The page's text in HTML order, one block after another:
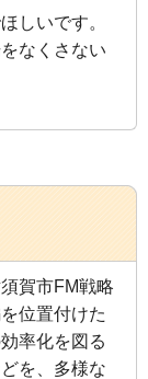
しいです。
なくさない
賀市FM戦略
位置付けた
率化を図る
を、 多様な